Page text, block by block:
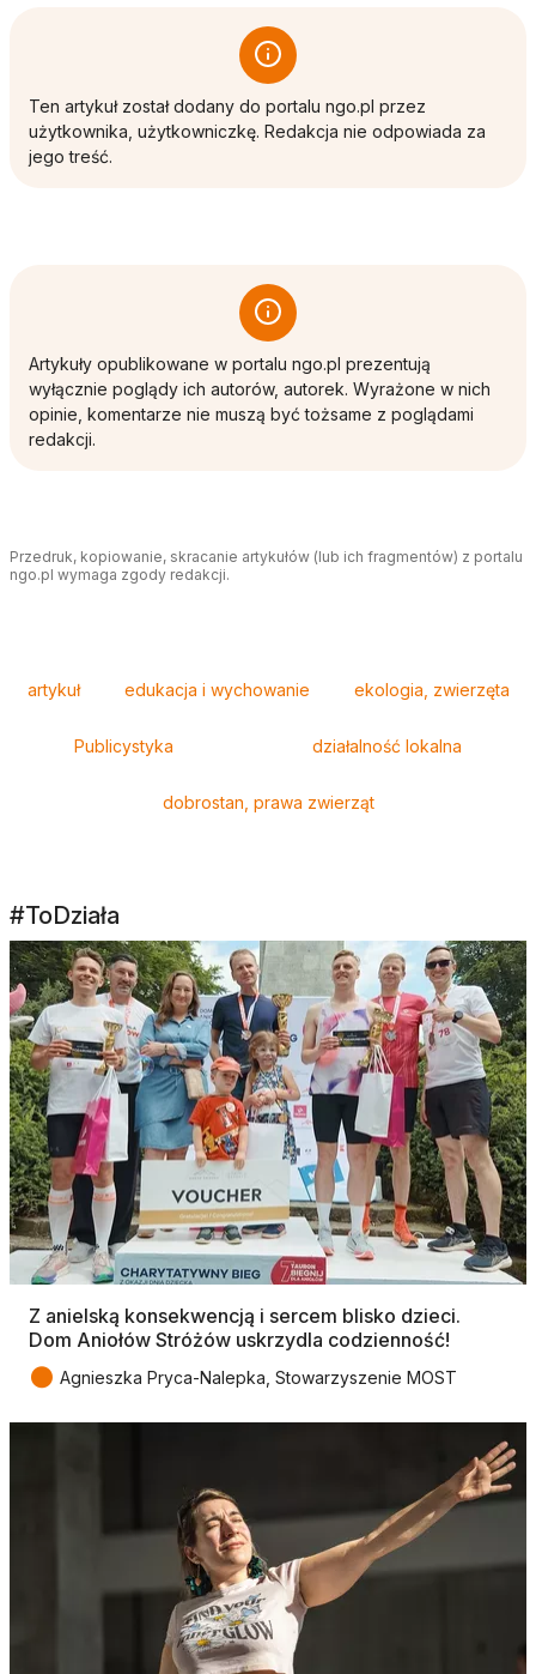
Ten artykuł został dodany do portalu ngo.pl przez
użytkownika, użytkowniczkę. Redakcja nie odpowiada za
jego treść.
Artykuły opublikowane w portalu ngo.pl prezentują
wyłącznie poglądy ich autorów, autorek. Wyrażone w nich
opinie, komentarze nie muszą być tożsame z poglądami
redakcji.
Przedruk, kopiowanie, skracanie artykułów (lub ich fragmentów) z portalu
ngo.pl wymaga zgody redakcji.
artykuł edukacja i wychowanie ekologia, zwierzęta
Publicystyka działalność lokalna
dobrostan, prawa zwierząt
#ToDziała
Z anielską konsekwencją i sercem blisko dzieci.
Dom Aniołów Stróżów uskrzydla codzienność!
● Agnieszka Pryca-Nalepka, Stowarzyszenie MOST